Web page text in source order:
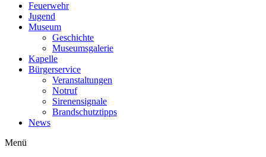
Feuerwehr
Jugend
Museum
Geschichte
Museumsgalerie
Kapelle
Bürgerservice
Veranstaltungen
Notruf
Sirenensignale
Brandschutztipps
News
Menü